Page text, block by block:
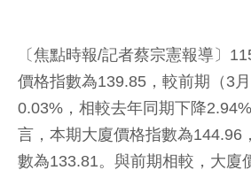
〔焦點時報/記者蔡宗憲報導〕
價格指數為139.85，較前期（3
0.03%，相較去年同期下降
言，本期大廈價格指數為144.96
數為133.81。與前期相較，大廈